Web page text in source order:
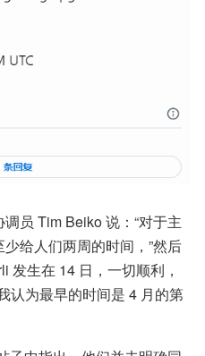
员 Tim Beiko 说：“对于主
给人们两周的时间，”然后
发生在 14 日，一切顺利，
为最早的时间是 4 月的第